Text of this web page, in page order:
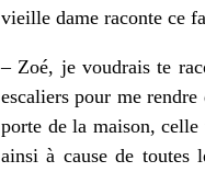
vieille dame raconte ce
– Zoé, je voudrais te
escaliers pour me
porte de la maison, celle
ainsi à cause de toutes